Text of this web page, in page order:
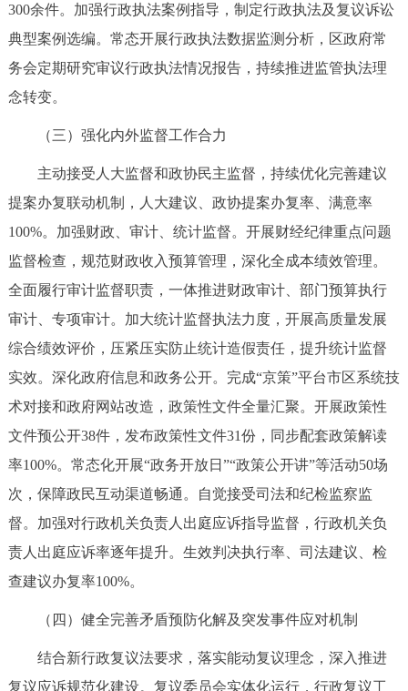
300余件。加强行政执法案例指导，制定行政执法及复议诉讼
典型案例选编。常态开展行政执法数据监测分析，区政府常
务会定期研究审议行政执法情况报告，持续推进监管执法理
念转变。
（三）强化内外监督工作合力
主动接受人大监督和政协民主监督，持续优化完善建议
提案办复联动机制，人大建议、政协提案办复率、满意率
100%。加强财政、审计、统计监督。开展财经纪律重点问题
监督检查，规范财政收入预算管理，深化全成本绩效管理。
全面履行审计监督职责，一体推进财政审计、部门预算执行
审计、专项审计。加大统计监督执法力度，开展高质量发展
综合绩效评价，压紧压实防止统计造假责任，提升统计监督
实效。深化政府信息和政务公开。完成“京策”平台市区系统技
术对接和政府网站改造，政策性文件全量汇聚。开展政策性
文件预公开38件，发布政策性文件31份，同步配套政策解读
率100%。常态化开展“政务开放日”“政策公开讲”等活动50场
次，保障政民互动渠道畅通。自觉接受司法和纪检监察监
督。加强对行政机关负责人出庭应诉指导监督，行政机关负
责人出庭应诉率逐年提升。生效判决执行率、司法建议、检
查建议办复率100%。
（四）健全完善矛盾预防化解及突发事件应对机制
结合新行政复议法要求，落实能动复议理念，深入推进
复议应诉规范化建设。复议委员会实体化运行，行政复议工